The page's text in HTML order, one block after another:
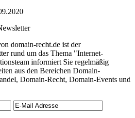
domain-recht.de ist der
rund um das Thema "Internet-
informiert Sie regelmäßig
aus den Bereichen Domain-
Domain-Recht, Domain-Events und